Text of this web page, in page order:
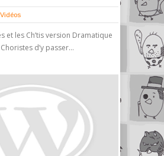
Vidéos
et les Ch’tis version Dramatique
d’y passer…